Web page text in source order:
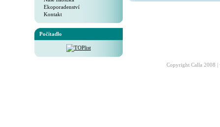
Ekoporadenství
Kontakt
Počítadlo
Copyright Calla 2008 |